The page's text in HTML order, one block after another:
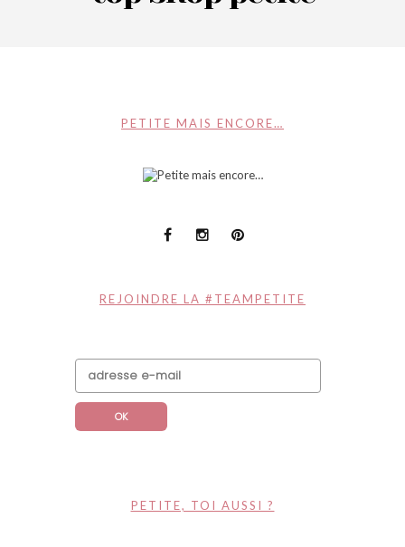
PETITE MAIS ENCORE…
REJOINDRE LA #TEAMPETITE
PETITE, TOI AUSSI ?